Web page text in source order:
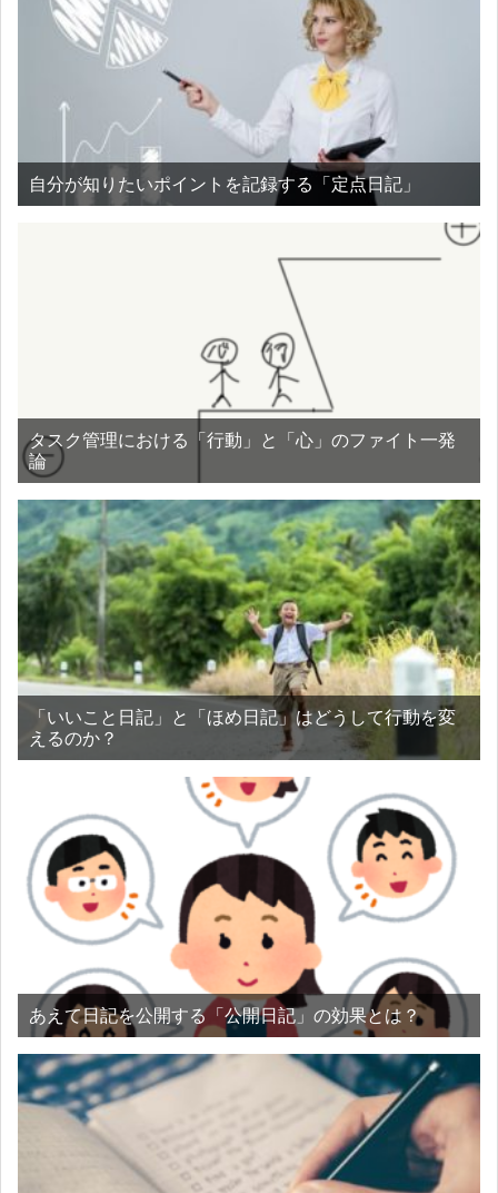
自分が知りたいポイントを記録する「定点日記」
タスク管理における「行動」と「心」のファイト一発
論
「いいこと日記」と「ほめ日記」はどうして行動を変
えるのか？
あえて日記を公開する「公開日記」の効果とは？